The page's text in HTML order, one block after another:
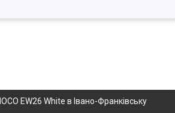
EW26 White в Івано-Франківську